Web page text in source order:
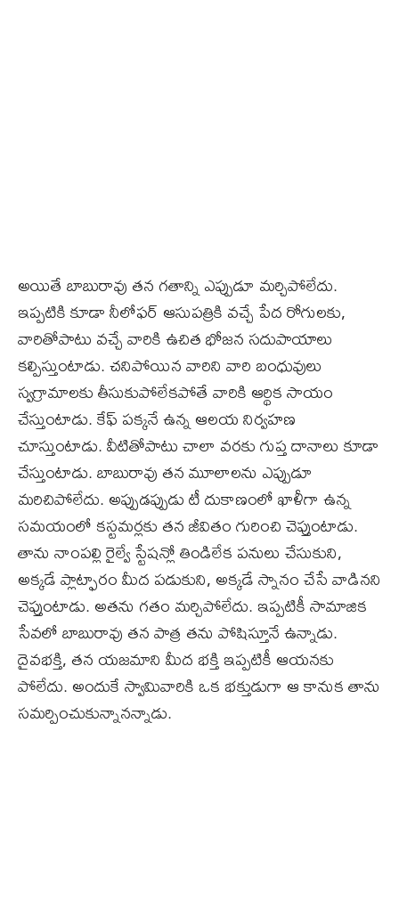
అయితే బాబురావు తన గతాన్ని ఎప్పుడూ మర్చిపోలేదు.
ఇప్పటికి కూడా నీలోఫర్ ఆసుపత్రికి వచ్చే పేద రోగులకు,
వారితోపాటు వచ్చే వారికి ఉచిత భోజన సదుపాయాలు
కల్పిస్తుంటాడు. చనిపోయిన వారిని వారి బంధువులు
స్వగ్రామాలకు తీసుకుపోలేకపోతే వారికి ఆర్థిక సాయం
చేస్తుంటాడు. కేఫ్ పక్కనే ఉన్న ఆలయ నిర్వహణ
చూస్తుంటాడు. వీటితోపాటు చాలా వరకు గుప్త దానాలు కూడా
చేస్తుంటాడు. బాబురావు తన మూలాలను ఎప్పుడూ
మరిచిపోలేదు. అప్పుడప్పుడు టీ దుకాణంలో ఖాళీగా ఉన్న
సమయంలో కస్టమర్లకు తన జీవితం గురించి చెప్తుంటాడు.
తాను నాంపల్లి రైల్వే స్టేషన్లో తిండిలేక పనులు చేసుకుని,
అక్కడే ప్లాట్ఫారం మీద పడుకుని, అక్కడే స్నానం చేసే వాడినని
చెప్తుంటాడు. అతను గతం మర్చిపోలేదు. ఇప్పటికీ సామాజిక
సేవలో బాబురావు తన పాత్ర తను పోషిస్తూనే ఉన్నాడు.
దైవభక్తి, తన యజమాని మీద భక్తి ఇప్పటికీ ఆయనకు
పోలేదు. అందుకే స్వామివారికి ఒక భక్తుడుగా ఆ కానుక తాను
సమర్పించుకున్నానన్నాడు.